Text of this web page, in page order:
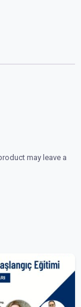
may leave a